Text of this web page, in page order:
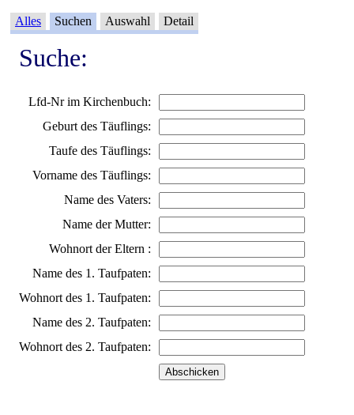
Alles Suchen Auswahl Detail
Suche:
Lfd-Nr im Kirchenbuch:
Geburt des Täuflings:
Taufe des Täuflings:
Vorname des Täuflings:
Name des Vaters:
Name der Mutter:
Wohnort der Eltern :
Name des 1. Taufpaten:
Wohnort des 1. Taufpaten:
Name des 2. Taufpaten:
Wohnort des 2. Taufpaten: